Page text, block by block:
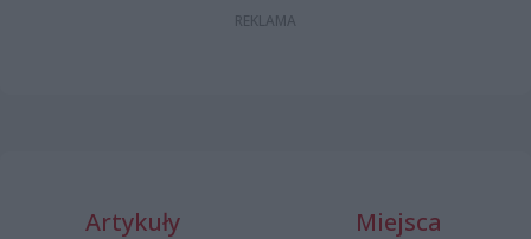
Artykuły Miejsca